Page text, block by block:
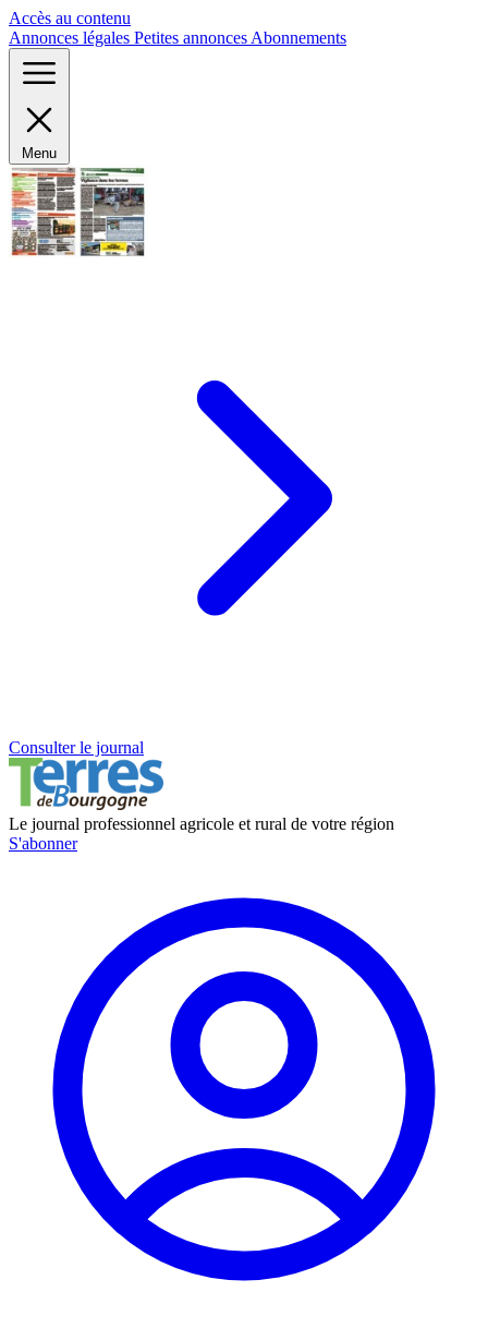
Accès au contenu
Annonces légales Petites annonces Abonnements
Menu
Consulter le journal
Le journal professionnel agricole et rural de votre région
S'abonner
Panneau de gestion des cookies